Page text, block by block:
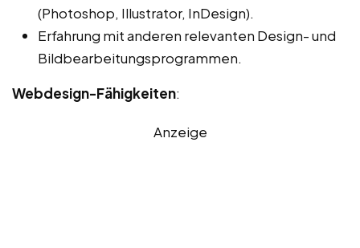
(Photoshop, Illustrator, InDesign).
Erfahrung mit anderen relevanten Design- und
Bildbearbeitungsprogrammen.
Webdesign-Fähigkeiten:
Anzeige